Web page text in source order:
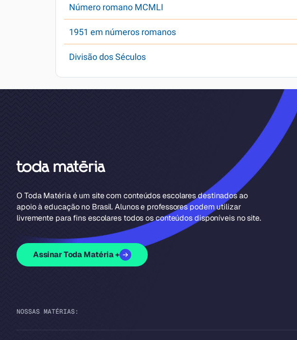
Número romano MCMLI
1951 em números romanos
Divisão dos Séculos
O Toda Matéria é um site com conteúdos escolares destinados ao
apoio à educação no Brasil. Alunos e professores podem utilizar
livremente para fins escolares todos os conteúdos disponíveis no site.
Assinar Toda Matéria +
NOSSAS MATÉRIAS: